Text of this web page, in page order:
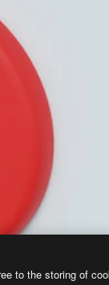
to the storing of